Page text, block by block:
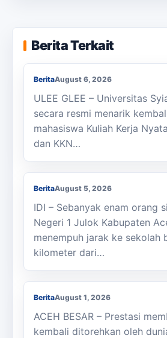
Berita Terkait
KKN Usai, KOSI USK
Masyarakat Bandar Dua
BeritaAugust 6, 2026
ULEE GLEE – Universitas
secara resmi menarik
mahasiswa Kuliah Kerja
dan KKN…
Berjalan Kaki ke Sekolah,
SMAN 1 Julok Butuh Sepeda
BeritaAugust 5, 2026
IDI – Sebanyak enam orang
Negeri 1 Julok Kabupaten
menempuh jarak ke sekolah
kilometer dari…
Membanggakan, Siswa SMK
Raih Juara LKS Nasional
BeritaAugust 1, 2026
ACEH BESAR – Prestasi
kembali ditorehkan oleh